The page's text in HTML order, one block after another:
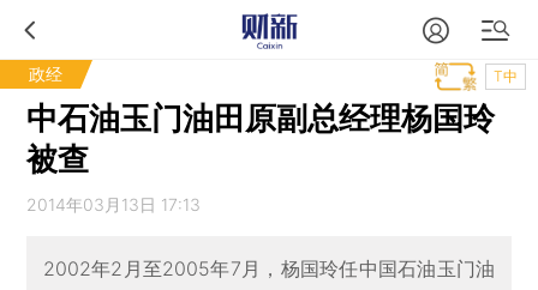
政经 T中
中石油玉门油田原副总经理杨国玲
被查
2014年03月13日 17:13
2002年2月至2005年7月，杨国玲任中国石油玉门油